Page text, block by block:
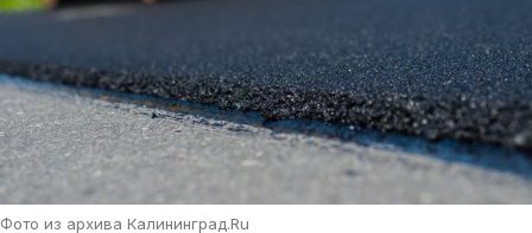
Фото из архива Калининград.Ru